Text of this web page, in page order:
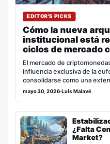
EDITOR'S PICKS
Cómo la nueva
institucional está
ciclos de mercado
El mercado de
influencia exclusiva de la
consolidarse como una
mayo 30, 2026·Luis Malavé
¿Falta
Market?